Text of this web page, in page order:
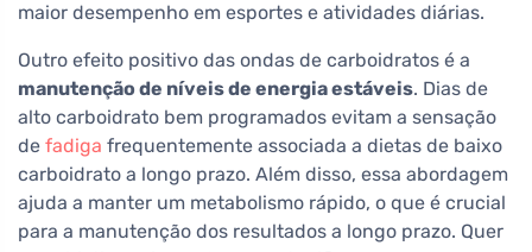
maior desempenho em esportes e atividades diárias.
Outro efeito positivo das ondas de carboidratos é a
manutenção de níveis de energia estáveis. Dias de
alto carboidrato bem programados evitam a sensação
de fadiga frequentemente associada a dietas de baixo
carboidrato a longo prazo. Além disso, essa abordagem
ajuda a manter um metabolismo rápido, o que é crucial
para a manutenção dos resultados a longo prazo. Quer